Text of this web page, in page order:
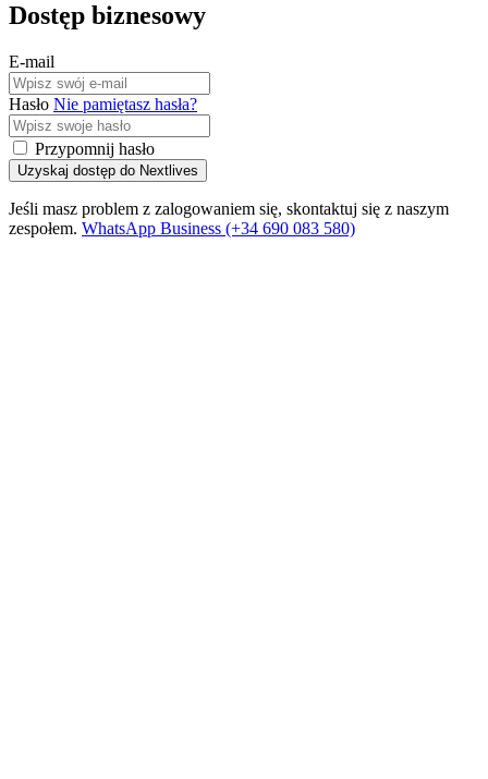
Dostęp biznesowy
E-mail
Hasło Nie pamiętasz hasła?
Przypomnij hasło
Uzyskaj dostęp do Nextlives
Jeśli masz problem z zalogowaniem się, skontaktuj się z naszym
zespołem. WhatsApp Business (+34 690 083 580)